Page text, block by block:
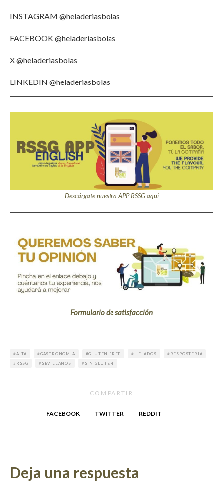
INSTAGRAM @heladeriasbolas
FACEBOOK@heladeriasbolas
X @heladeriasbolas
LINKEDIN @heladeriasbolas
Descárgate nuestra APP RSSG aquí
Formulario de satisfacción
ALTA GASTRONOMÍA GLUTEN FREE HELADOS
RESPOSTERIA
RSSG
SEVILLANOS SIN GLUTEN
COMPARTIR
FACEBOOK TWITTER REDDIT
Deja una respuesta